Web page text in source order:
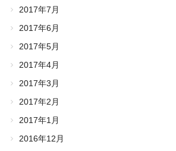
2017年7月
2017年6月
2017年5月
2017年4月
2017年3月
2017年2月
2017年1月
2016年12月